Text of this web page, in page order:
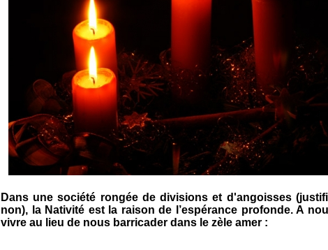
Dans une société rongée de divisions et d'angoisses
non), la Nativité est la raison de l’espérance profonde. A
vivre au lieu de nous barricader dans le zèle amer :